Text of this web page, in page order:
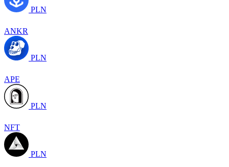
PLN
ANKR
PLN
APE
PLN
NFT
PLN